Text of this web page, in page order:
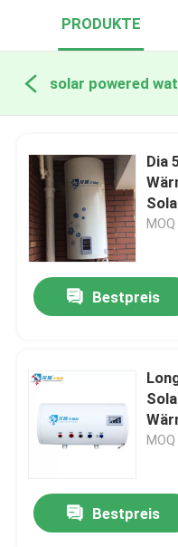
PRODUKTE
Dia
Bestpreis
Bestpreis